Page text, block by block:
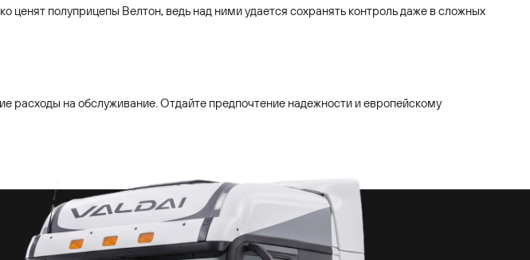
полуприцепы Велтон, ведь над ними удается сохранять контроль даже в сложных
расходы на обслуживание. Отдайте предпочтение надежности и европейскому